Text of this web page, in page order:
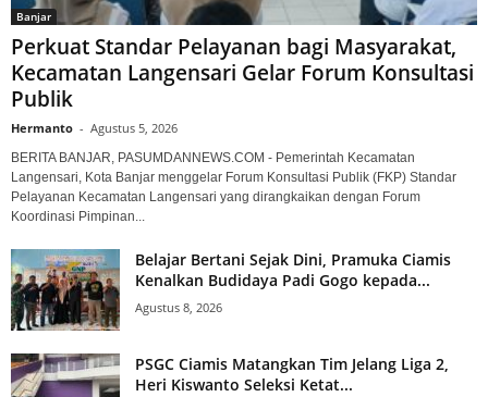
Banjar
Perkuat Standar Pelayanan bagi Masyarakat,
Kecamatan Langensari Gelar Forum Konsultasi
Publik
Hermanto - Agustus 5, 2026
BERITA BANJAR, PASUMDANNEWS.COM - Pemerintah Kecamatan
Langensari, Kota Banjar menggelar Forum Konsultasi Publik (FKP) Standar
Pelayanan Kecamatan Langensari yang dirangkaikan dengan Forum
Koordinasi Pimpinan...
Belajar Bertani Sejak Dini, Pramuka Ciamis
Kenalkan Budidaya Padi Gogo kepada...
Agustus 8, 2026
PSGC Ciamis Matangkan Tim Jelang Liga 2,
Heri Kiswanto Seleksi Ketat...